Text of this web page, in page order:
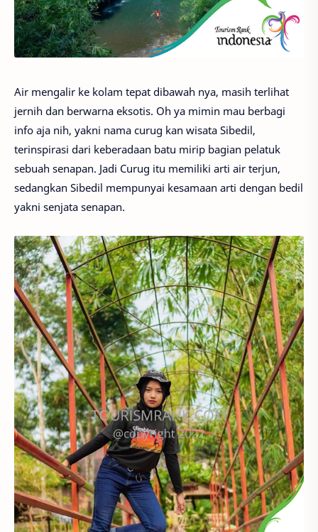
Air mengalir ke kolam tepat dibawah nya, masih terlihat
jernih dan berwarna eksotis. Oh ya mimin mau berbagi
info aja nih, yakni nama curug kan wisata Sibedil,
terinspirasi dari keberadaan batu mirip bagian pelatuk
sebuah senapan. Jadi Curug itu memiliki arti air terjun,
sedangkan Sibedil mempunyai kesamaan arti dengan bedil
yakni senjata senapan.